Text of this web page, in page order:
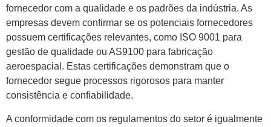
fornecedor com a qualidade e os padrões da indústria. As
empresas devem confirmar se os potenciais fornecedores
possuem certificações relevantes, como ISO 9001 para
gestão de qualidade ou AS9100 para fabricação
aeroespacial. Estas certificações demonstram que o
fornecedor segue processos rigorosos para manter
consistência e confiabilidade.
A conformidade com os regulamentos do setor é igualmente